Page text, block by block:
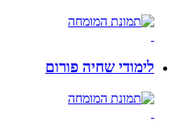
לימודי שחיה פורום